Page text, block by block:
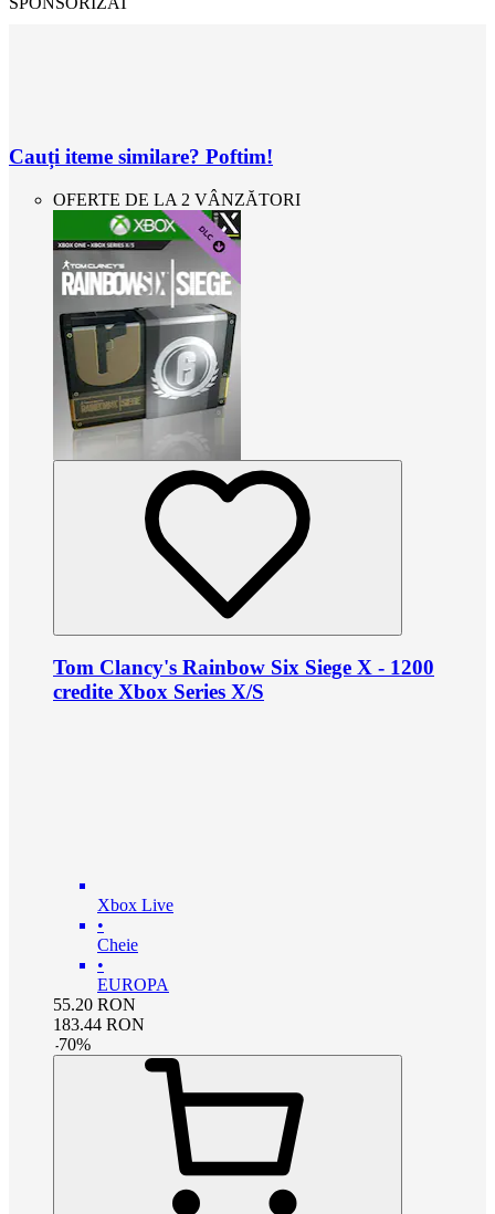
Cauți iteme similare? Poftim!
OFERTE DE LA 2 VÂNZĂTORI
Tom Clancy's Rainbow Six Siege X - 1200
credite Xbox Series X/S
Xbox Live
•
Cheie
•
EUROPA
55.20 RON
183.44 RON
-70%